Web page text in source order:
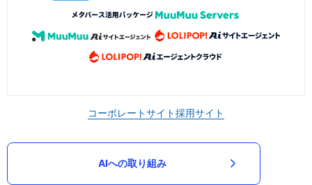
コーポレートサイト採用サイト
AIへの取り組み